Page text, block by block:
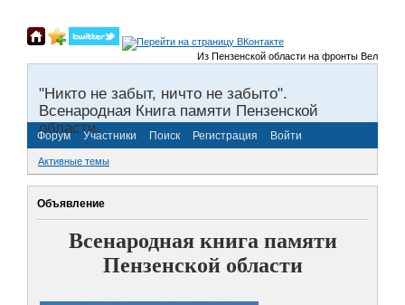
Из Пензенской области на фронты Великой
"Никто не забыт, ничто не забыто".
Всенародная Книга памяти Пензенской
области.
Форум Участники Поиск Регистрация Войти
Активные темы
Объявление
Всенародная книга памяти
Пензенской области